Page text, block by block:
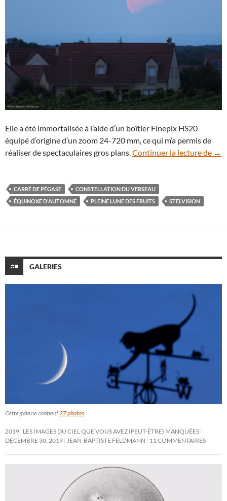
Elle a été immortalisée à l’aide d’un boîtier Finepix HS20
équipé d’origine d’un zoom 24-720 mm, ce qui m’a permis de
réaliser de spectaculaires gros plans.Continuer la lecture de →
CARRÉ DE PÉGASE
CONSTELLATION DU VERSEAU
ÉQUINOXE D'AUTOMNE
PLEINE LUNE DES FRUITS STELVISION
GALERIES
Cette galerie contient27 photos.
2019 : LES IMAGES DU CIEL QUE VOUS AVEZ (PEUT-ÊTRE) MANQUÉES
DÉCEMBRE 30, 2019 JEAN-BAPTISTE FELDMANN 11 COMMENTAIRES